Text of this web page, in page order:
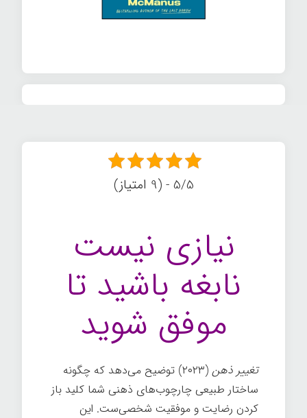
5/5 - (9 امتیاز)
نیازی نیست
نابغه باشید تا
موفق شوید
تغییر ذهن
(۲۰۲۳) توضیح می‌دهد که چگونه
ساختار طبیعی چارچوب‌های ذهنی شما کلید باز
کردن رضایت و موفقیت شخصی‌ست. این